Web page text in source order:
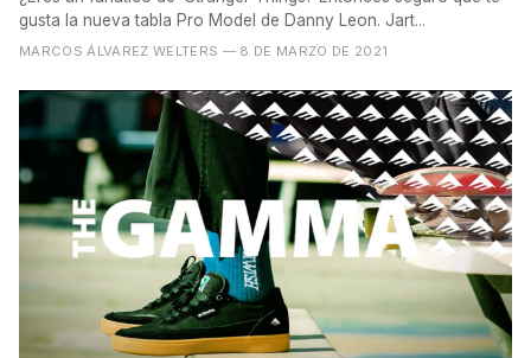
gusta la nueva tabla Pro Model de Danny Leon. Jart...
MARCOS ÁLVAREZ WELTERS — 8 DE MARZO DE 2021